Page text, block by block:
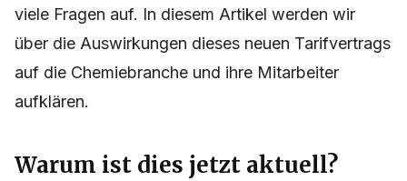
viele Fragen auf. In diesem Artikel werden wir
über die Auswirkungen dieses neuen Tarifvertrags
auf die Chemiebranche und ihre Mitarbeiter
aufklären.
Warum ist dies jetzt aktuell?